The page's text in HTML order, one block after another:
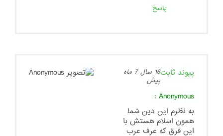
پاسخ
پیوند ثابت
16 سال 7 ماه
پیش
Anonymous
:
به نظرم این دین شما
همون اسلام هستش با
این فرق که عرف عرب